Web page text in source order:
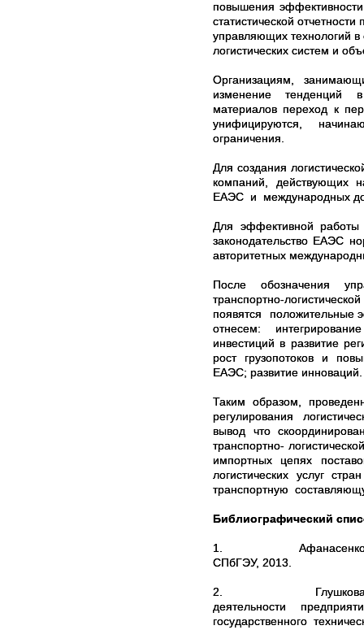
повышения эффективности
статистической
управляющих технологий в
логистических систем и
Организациям,
изменение тенденций в
материалов переход к
унифицируются,
ограничения.
Для создания
компаний, действующих
ЕАЭС и международных
Для эффективной работы
законодательство ЕАЭС
авторитетных
После обозначения
транспортно-
появятся
отнесем:
инвестиций в развитие
рост грузопотоков и
ЕАЭС; развитие инноваций.
Таким образом,
регулирования
вывод что
транспортно-
импортных цепях
логистических услуг
транспортную
Библиографический
1.
СПбГЭУ, 2013.
2.
деятельности
государственного